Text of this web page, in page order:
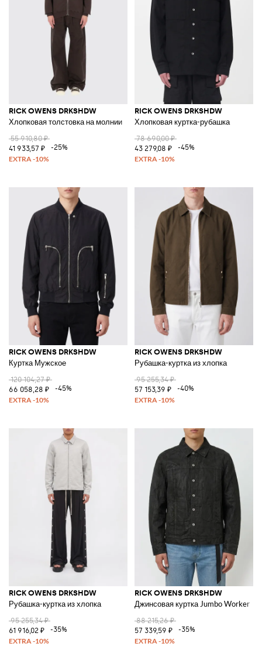
RICK OWENS DRKSHDW
Хлопковая толстовка на молнии
55 910,80 ₽
41 933,57 ₽
-25%
RICK OWENS DRKSHDW
Хлопковая куртка-рубашка
78 690,00 ₽
43 279,08 ₽
-45%
RICK OWENS DRKSHDW
Куртка Мужское
120 104,27 ₽
66 058,28 ₽
-45%
RICK OWENS DRKSHDW
Рубашка-куртка из хлопка
95 255,34 ₽
57 153,39 ₽
-40%
RICK OWENS DRKSHDW
Рубашка-куртка из хлопка
95 255,34 ₽
61 916,02 ₽
-35%
RICK OWENS DRKSHDW
Джинсовая куртка Jumbo Worker
88 215,26 ₽
57 339,59 ₽
-35%